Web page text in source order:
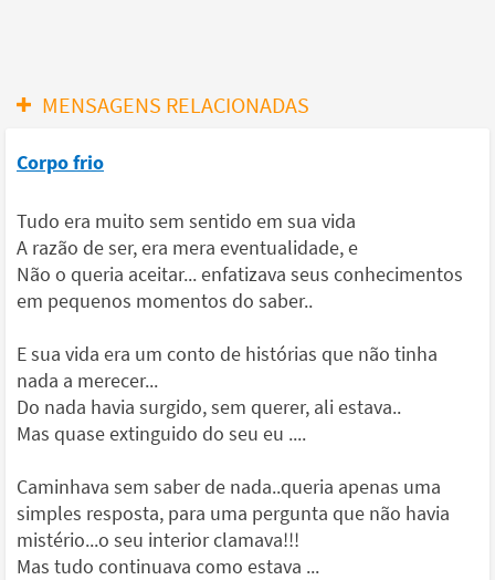
MENSAGENS RELACIONADAS
Corpo frio
Tudo era muito sem sentido em sua vida
A razão de ser, era mera eventualidade, e
Não o queria aceitar... enfatizava seus conhecimentos
em pequenos momentos do saber..
E sua vida era um conto de histórias que não tinha
nada a merecer...
Do nada havia surgido, sem querer, ali estava..
Mas quase extinguido do seu eu ....
Caminhava sem saber de nada..queria apenas uma
simples resposta, para uma pergunta que não havia
mistério...o seu interior clamava!!!
Mas tudo continuava como estava ...